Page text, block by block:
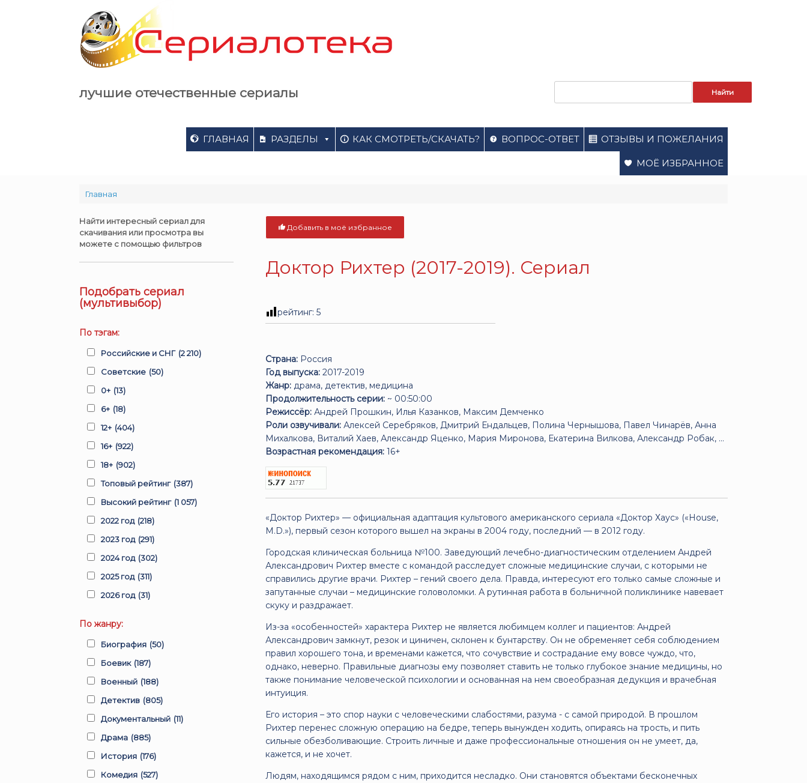
лучшие отечественные сериалы
ГЛАВНАЯ РАЗДЕЛЫ КАК СМОТРЕТЬ/СКАЧАТЬ? ВОПРОС-ОТВЕТ ОТЗЫВЫ И ПОЖЕЛАНИЯ
МОЁ ИЗБРАННОЕ
Главная
Добавить в моё избранное
Доктор Рихтер (2017-2019). Сериал
рейтинг:5
Страна: Россия
Год выпуска: 2017-2019
Жанр: драма, детектив, медицина
Продолжительность серии: ~ 00:50:00
Режиссёр: Андрей Прошкин, Илья Казанков, Максим Демченко
Роли озвучивали: Алексей Серебряков, Дмитрий Ендальцев, Полина Чернышова, Павел Чинарёв, Анна
Михалкова, Виталий Хаев, Александр Яценко, Мария Миронова, Екатерина Вилкова, Александр Робак, ...
Возрастная рекомендация: 16+
«Доктор Рихтер» — официальная адаптация культового американского сериала «Доктор Хаус» («House,
M.D.»), первый сезон которого вышел на экраны в 2004 году, последний — в 2012 году.
Городская клиническая больница №100. Заведующий лечебно-диагностическим отделением Андрей
Александрович Рихтер вместе с командой расследует сложные медицинские случаи, с которыми не
справились другие врачи. Рихтер – гений своего дела. Правда, интересуют его только самые сложные и
запутанные случаи – медицинские головоломки. А рутинная работа в больничной поликлинике навевает
скуку и раздражает.
Из-за «особенностей» характера Рихтер не является любимцем коллег и пациентов: Андрей
Александрович замкнут, резок и циничен, склонен к бунтарству. Он не обременяет себя соблюдением
правил хорошего тона, и временами кажется, что сочувствие и сострадание ему вовсе чуждо, что,
однако, неверно. Правильные диагнозы ему позволяет ставить не только глубокое знание медицины, но
также понимание человеческой психологии и основанная на нем своеобразная дедукция и врачебная
интуиция.
Его история – это спор науки с человеческими слабостями, разума - с самой природой. В прошлом
Рихтер перенес сложную операцию на бедре, теперь вынужден ходить, опираясь на трость, и пить
сильные обезболивающие. Строить личные и даже профессиональные отношения он не умеет, да,
кажется, и не хочет.
Людям, находящимся рядом с ним, приходится несладко. Они становятся объектами бесконечных
Найти интересный сериал для
скачивания или просмотра вы
можете с помощью фильтров
Подобрать сериал
(мультивыбор)
По тэгам:
Российские и СНГ (2 210)
Советские (50)
0+ (13)
6+ (18)
12+ (404)
16+ (922)
18+ (902)
Топовый рейтинг (387)
Высокий рейтинг (1 057)
2022 год (218)
2023 год (291)
2024 год (302)
2025 год (311)
2026 год (31)
По жанру:
Биография (50)
Боевик (187)
Военный (188)
Детектив (805)
Документальный (11)
Драма (885)
История (176)
Комедия (527)